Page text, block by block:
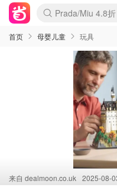
麦卢卡蜂蜜夏促
Prada/Miu 4.8折
啥？必胜客披萨5
首页 母婴儿童 玩具
来自 dealmoon.co.uk 2025-08-